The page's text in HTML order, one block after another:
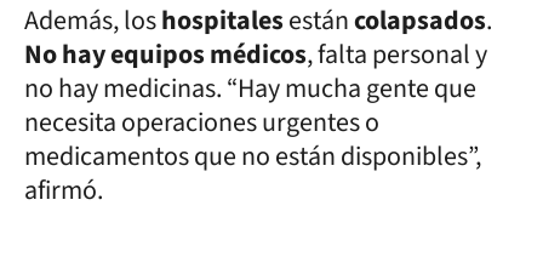
Además, loshospitalesestáncolapsados.
No hay equipos médicos, falta personal y
no hay medicinas. “Hay mucha gente que
necesita operaciones urgentes o
medicamentos que no están disponibles”,
afirmó.